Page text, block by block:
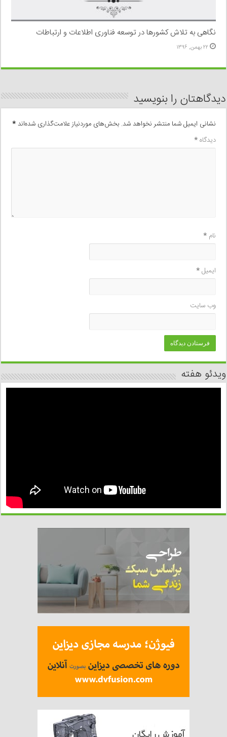
نگاهی به تلاش کشورها در توسعه فناوری اطلاعات و ارتباطات
۲۲ بهمن, ۱۳۹۶
دیدگاهتان را بنویسید
نشانی ایمیل شما منتشر نخواهد شد. بخش‌های موردنیاز علامت‌گذاری شده‌اند*
دیدگاه*
نام*
ایمیل*
وب‌ سایت
ویدئو هفته